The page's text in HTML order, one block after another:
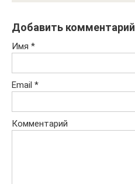
Добавить комментарий
Имя *
Email *
Комментарий